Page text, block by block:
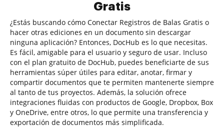
Gratis
¿Estás buscando cómo Conectar Registros de Balas Gratis o
hacer otras ediciones en un documento sin descargar
ninguna aplicación? Entonces, DocHub es lo que necesitas.
Es fácil, amigable para el usuario y seguro de usar. Incluso
con el plan gratuito de DocHub, puedes beneficiarte de sus
herramientas súper útiles para editar, anotar, firmar y
compartir documentos que te permiten mantenerte siempre
al tanto de tus proyectos. Además, la solución ofrece
integraciones fluidas con productos de Google, Dropbox, Box
y OneDrive, entre otros, lo que permite una transferencia y
exportación de documentos más simplificada.